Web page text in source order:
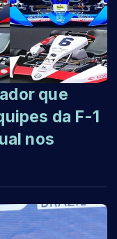
que
da F-1
nos